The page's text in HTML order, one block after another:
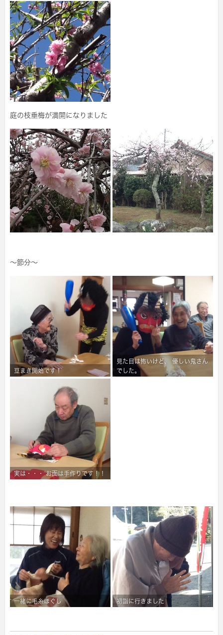
庭の枝垂梅が満開になりました
～節分～
豆まき開始です！
見た目は怖いけど、 優しい鬼さん
でした。
実は・・・ お面は手作りです！！
一緒に毛糸ほぐし 初詣に行きました